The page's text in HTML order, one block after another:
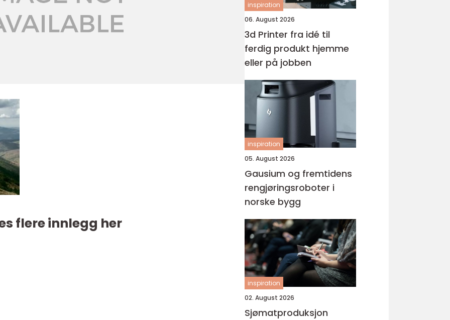
flere innlegg her
inspiration
06. August 2026
3d Printer fra idé til
ferdig produkt hjemme
eller på jobben
inspiration
05. August 2026
Gausium og fremtidens
rengjøringsroboter i
norske bygg
inspiration
02. August 2026
Sjømatproduksjon